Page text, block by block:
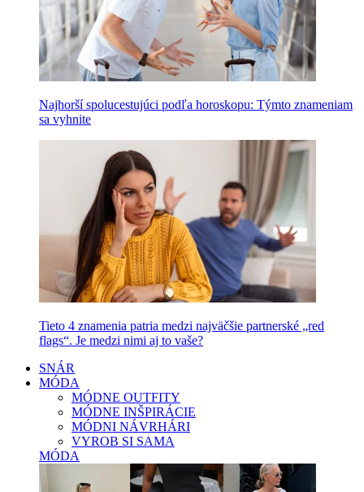
Najhorší spolucestujúci podľa horoskopu: Týmto znameniam
sa vyhnite
Tieto 4 znamenia patria medzi najväčšie partnerské „red
flags“. Je medzi nimi aj to vaše?
SNÁR
MÓDA
MÓDNE OUTFITY
MÓDNE INŠPIRÁCIE
MÓDNI NÁVRHÁRI
VYROB SI SAMA
MÓDA